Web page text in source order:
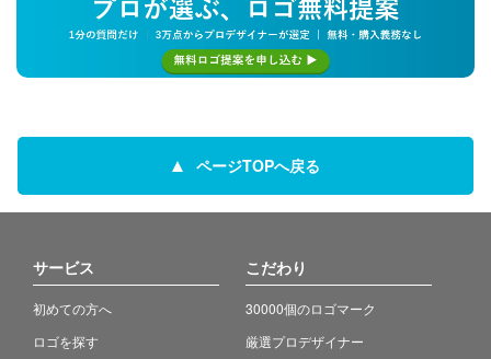
ページTOPへ戻る
サービス
初めての方へ
ロゴを探す
こだわり
30000個のロゴマーク
厳選プロデザイナー